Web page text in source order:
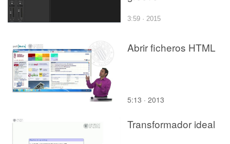
3:59 · 2015
Abrir ficheros HTML
5:13 · 2013
Transformador ideal